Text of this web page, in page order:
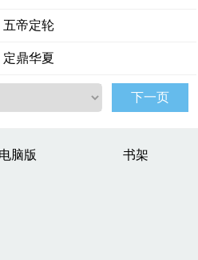
五帝定轮
定鼎华夏
下一页
电脑版 书架